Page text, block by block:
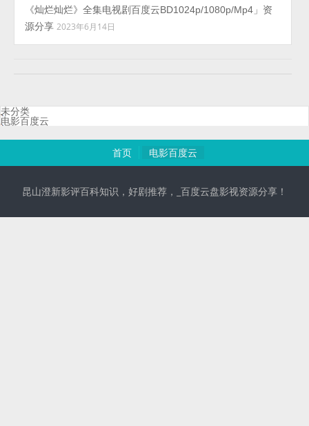
《灿烂灿烂》全集电视剧百度云BD1024p/1080p/Mp4」资
源分享 2023年6月14日
未分类
电影百度云
首页 电影百度云
昆山澄新影评百科知识，好剧推荐，_百度云盘影视资源分享！